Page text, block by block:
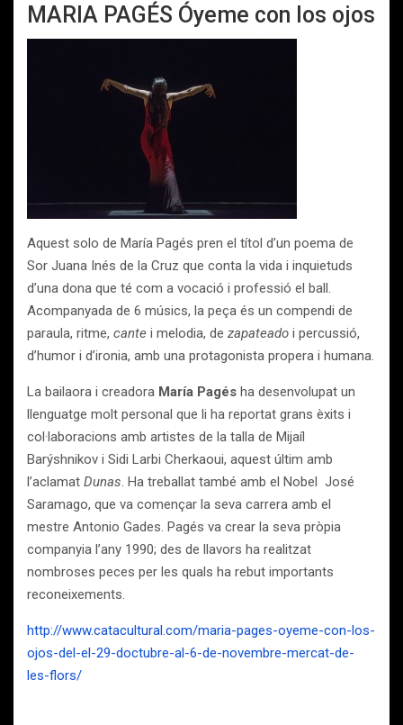
MARIA PAGÉS Óyeme con los ojos
Aquest solo de María Pagés pren el títol d’un poema de
Sor Juana Inés de la Cruz que conta la vida i inquietuds
d’una dona que té com a vocació i professió el ball.
Acompanyada de 6 músics, la peça és un compendi de
paraula, ritme, cante i melodia, de zapateado i percussió,
d’humor i d’ironia, amb una protagonista propera i humana.
La bailaora i creadora María Pagés ha desenvolupat un
llenguatge molt personal que li ha reportat grans èxits i
col·laboracions amb artistes de la talla de Mijaíl
Barýshnikov i Sidi Larbi Cherkaoui, aquest últim amb
l’aclamat Dunas. Ha treballat també amb el Nobel José
Saramago, que va començar la seva carrera amb el
mestre Antonio Gades. Pagés va crear la seva pròpia
companyia l’any 1990; des de llavors ha realitzat
nombroses peces per les quals ha rebut importants
reconeixements.
http://www.catacultural.com/maria-pages-oyeme-con-los-
ojos-del-el-29-doctubre-al-6-de-novembre-mercat-de-
les-flors/